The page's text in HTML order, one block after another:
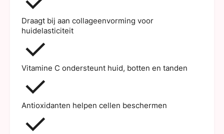
Draagt bij aan collageenvorming voor
huidelasticiteit
Vitamine C ondersteunt huid, botten en tanden
Antioxidanten helpen cellen beschermen